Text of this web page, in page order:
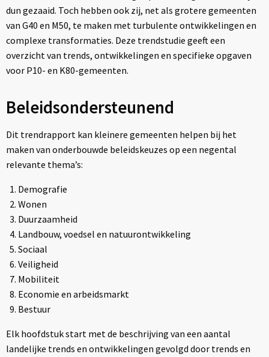
dun gezaaid. Toch hebben ook zij, net als grotere gemeenten
van G40 en M50, te maken met turbulente ontwikkelingen en
complexe transformaties. Deze trendstudie geeft een
overzicht van trends, ontwikkelingen en specifieke opgaven
voor P10- en K80-gemeenten.
Beleidsondersteunend
Dit trendrapport kan kleinere gemeenten helpen bij het
maken van onderbouwde beleidskeuzes op een negental
relevante thema’s:
Demografie
Wonen
Duurzaamheid
Landbouw, voedsel en natuurontwikkeling
Sociaal
Veiligheid
Mobiliteit
Economie en arbeidsmarkt
Bestuur
Elk hoofdstuk start met de beschrijving van een aantal
landelijke trends en ontwikkelingen gevolgd door trends en